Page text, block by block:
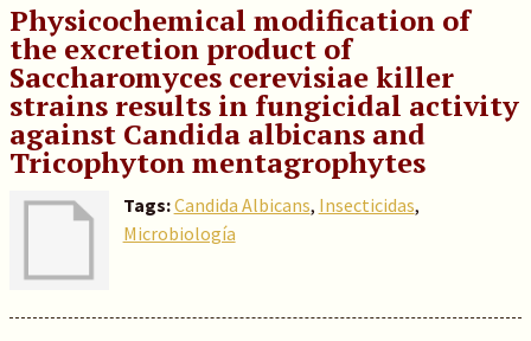
Physicochemical modification of
the excretion product of
Saccharomyces cerevisiae killer
strains results in fungicidal activity
against Candida albicans and
Tricophyton mentagrophytes
Tags:Candida Albicans, Insecticidas,
Microbiología